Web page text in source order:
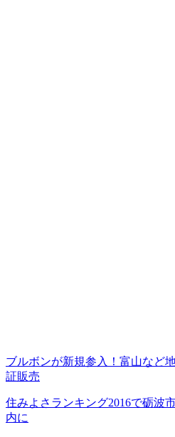
ブルボンが新規参入！富山など
証販売
住みよさランキング2016で砺波
内に